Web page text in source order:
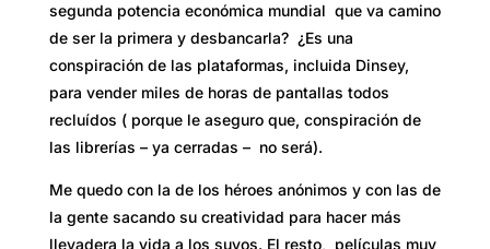
segunda potencia económica mundial que va camino
de ser la primera y desbancarla? ¿Es una
conspiración de las plataformas, incluida Dinsey,
para vender miles de horas de pantallas todos
recluídos ( porque le aseguro que, conspiración de
las librerías – ya cerradas – no será).
Me quedo con la de los héroes anónimos y con las de
la gente sacando su creatividad para hacer más
llevadera la vida a los suyos. El resto, películas muy